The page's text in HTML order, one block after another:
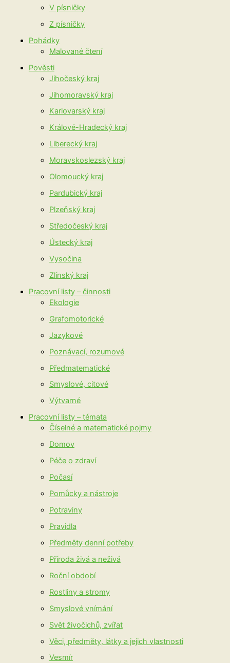
V písničky
Z písničky
Pohádky
Malované čtení
Pověsti
Jihočeský kraj
Jihomoravský kraj
Karlovarský kraj
Králové-Hradecký kraj
Liberecký kraj
Moravskoslezský kraj
Olomoucký kraj
Pardubický kraj
Plzeňský kraj
Středočeský kraj
Ústecký kraj
Vysočina
Zlínský kraj
Pracovní listy – činnosti
Ekologie
Grafomotorické
Jazykové
Poznávací, rozumové
Předmatematické
Smyslové, citové
Výtvarné
Pracovní listy – témata
Číselné a matematické pojmy
Domov
Péče o zdraví
Počasí
Pomůcky a nástroje
Potraviny
Pravidla
Předměty denní potřeby
Příroda živá a neživá
Roční období
Rostliny a stromy
Smyslové vnímání
Svět živočichů, zvířat
Věci, předměty, látky a jejich vlastnosti
Vesmír